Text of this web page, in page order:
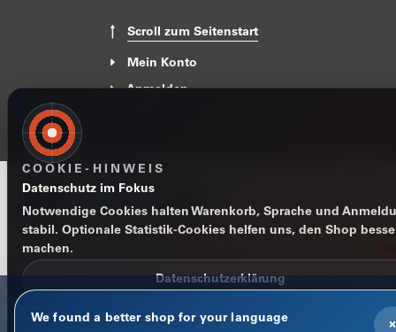
Scroll zum Seitenstart
Mein Konto
Anmelden
Impressum
×
We found a better shop for your language
COOKIE-HINWEIS
Datenschutz im Fokus
Notwendige Cookies halten Warenkorb, Sprache und
stabil. Optionale Statistik-Cookies helfen uns, den Shop
machen.
Datenschutzerklärung
Nur notwendige